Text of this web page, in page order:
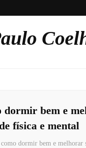
dormir bem e
física e mental
dormir bem e melhorar